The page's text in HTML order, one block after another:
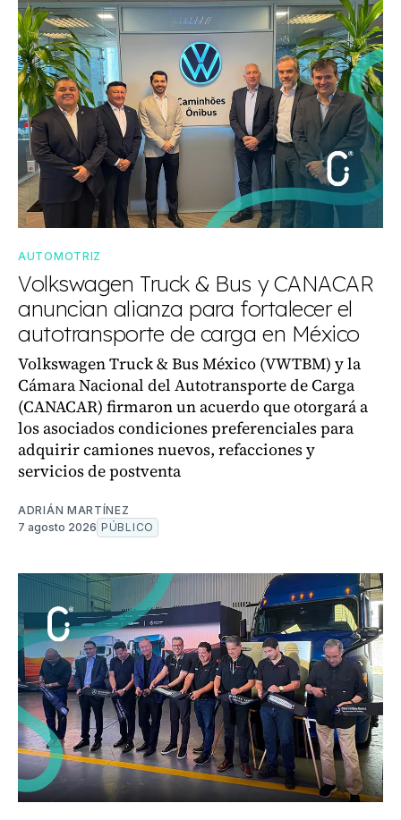
AUTOMOTRIZ
Volkswagen Truck & Bus y CANACAR
anuncian alianza para fortalecer el
autotransporte de carga en México
Volkswagen Truck & Bus México (VWTBM) y la
Cámara Nacional del Autotransporte de Carga
(CANACAR) firmaron un acuerdo que otorgará a
los asociados condiciones preferenciales para
adquirir camiones nuevos, refacciones y
servicios de postventa
ADRIÁN MARTÍNEZ
7 agosto 2026 PÚBLICO